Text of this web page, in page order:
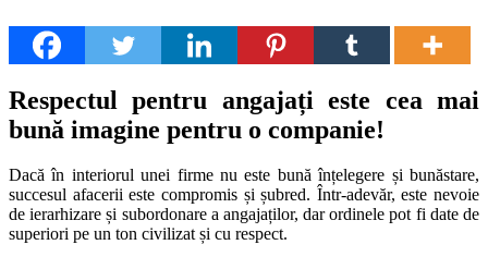
Respectul pentru angajați este cea mai
bună imagine pentru o companie!
Dacă în interiorul unei firme nu este bună înțelegere și bunăstare,
succesul afacerii este compromis și șubred. Într-adevăr, este nevoie
de ierarhizare și subordonare a angajaților, dar ordinele pot fi date de
superiori pe un ton civilizat și cu respect.